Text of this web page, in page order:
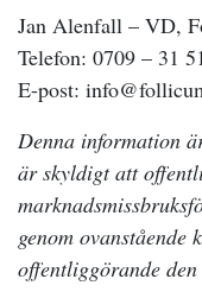
Jan Alenfall – VD,
Telefon: 0709 – 31
E-post:
Denna information
är skyldigt att
genom
offentliggörande